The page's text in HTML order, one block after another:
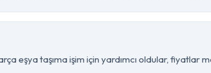
eşya taşıma işim için yardımcı oldular, fiyatlar